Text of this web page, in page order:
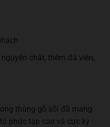
chất, thêm đá viên,
thùng gỗ sồi đã mang
phức tạp cao và cực kỳ